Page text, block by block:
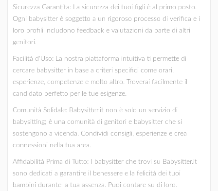
Sicurezza Garantita: La sicurezza dei tuoi figli è al primo posto.
Ogni babysitter è soggetto a un rigoroso processo di verifica e i
loro profili includono feedback e valutazioni da parte di altri
genitori.
Facilità d'Uso: La nostra piattaforma intuitiva ti permette di
cercare babysitter in base a criteri specifici come orari,
esperienze, competenze e molto altro. Troverai facilmente il
candidato perfetto per le tue esigenze.
Comunità Solidale: Babysitter.it non è solo un servizio di
babysitting; è una comunità di genitori e babysitter che si
sostengono a vicenda. Condividi consigli, esperienze e crea
connessioni nella tua area.
Affidabilità Prima di Tutto: I babysitter che trovi su Babysitter.it
sono dedicati a garantire il benessere e la felicità dei tuoi
bambini durante la tua assenza. Puoi contare su di loro.